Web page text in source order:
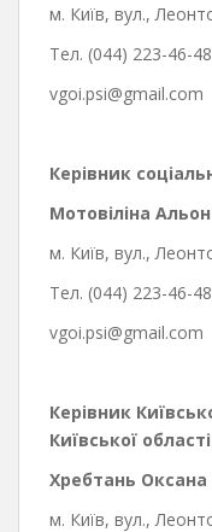
м. Київ, вул.,
Тел. (044) 223-46-
vgoi.psi@gmail.com
Керівник
Мотовіліна
м. Київ, вул.,
Тел. (044) 223-46-
vgoi.psi@gmail.com
Керівник
Київської області
Хребтань Оксана
м. Київ, вул.,